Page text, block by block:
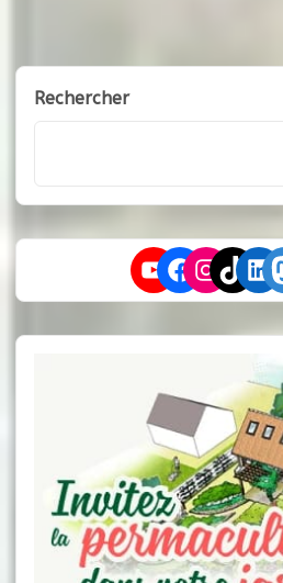
Rechercher
YouTube